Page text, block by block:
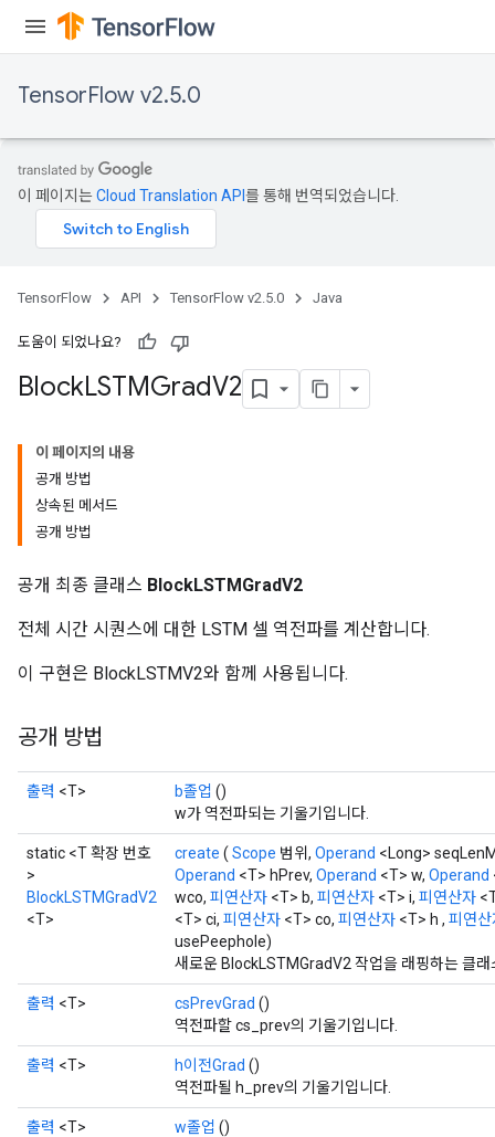
TensorFlow v2.5.0
이 페이지는Cloud Translation API 를 통해 번역되었습니다.
TensorFlow API TensorFlow v2.5.0 Java
도움이 되었나요?
BlockLSTMGradV2
이 페이지의 내용
공개 방법
상속된 메서드
공개 방법
공개 최종 클래스 BlockLSTMGradV2
전체 시간 시퀀스에 대한 LSTM 셀 역전파를 계산합니다.
이 구현은 BlockLSTMV2와 함께 사용됩니다.
공개 방법
출력 <T> b졸업 ()
w가 역전파되는 기울기입니다.
static <T 확장 번호
>
BlockLSTMGradV2
<T>
create ( Scope 범위, Operand <Long>
Operand <T> hPrev, Operand <T> w, Operand
wco, 피연산자 <T> b, 피연산자 <T> i, 피연산자
<T> ci, 피연산자 <T> co, 피연산자 <T> h , 피연산
usePeephole)
새로운 BlockLSTMGradV2 작업을 래핑하는 클
출력 <T> csPrevGrad ()
역전파할 cs_prev의 기울기입니다.
출력 <T> h이전Grad ()
역전파될 h_prev의 기울기입니다.
출력 <T> w졸업 ()